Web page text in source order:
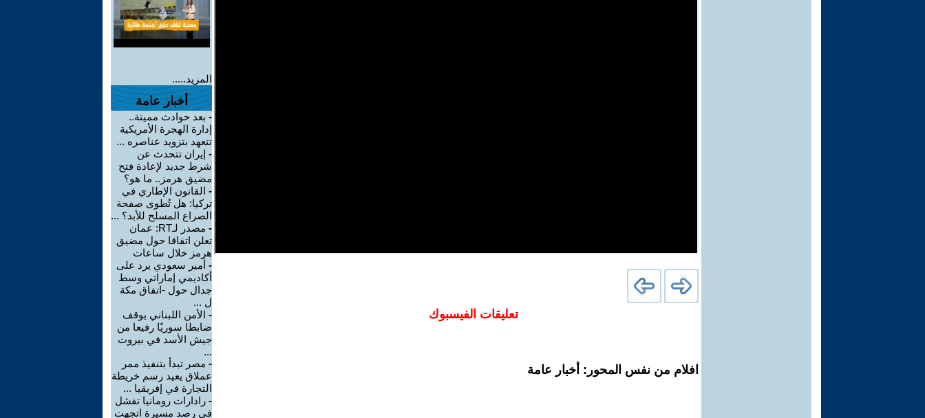
تعليقات الفيسبوك
افلام من نفس المحور: أخبار عامة
المزيد.....
أخبار عامة
- بعد حوادث مميتة..
إدارة الهجرة الأمريكية
تتعهد بتزويد عناصره ...
- إيران تتحدث عن
شرط جديد لإعادة فتح
مضيق هرمز.. ما هو؟
- القانون الإطاري في
تركيا: هل تُطوى صفحة
الصراع المسلح للأبد؟ ...
-
مصدر لـRT: عمان
تعلن اتفاقا حول مضيق
هرمز خلال ساعات
- أمير سعودي يرد على
أكاديمي إماراتي وسط
جدال حول -اتفاق مكة
ل ...
- الأمن اللبناني يوقف
ضابطا سوريّا رفيعا من
جيش الأسد في بيروت
...
- مصر تبدأ بتنفيذ ممر
عملاق يعيد رسم خريطة
التجارة في إفريقيا ...
- رادارات رومانيا تفشل
في رصد مسيرة اتجهت